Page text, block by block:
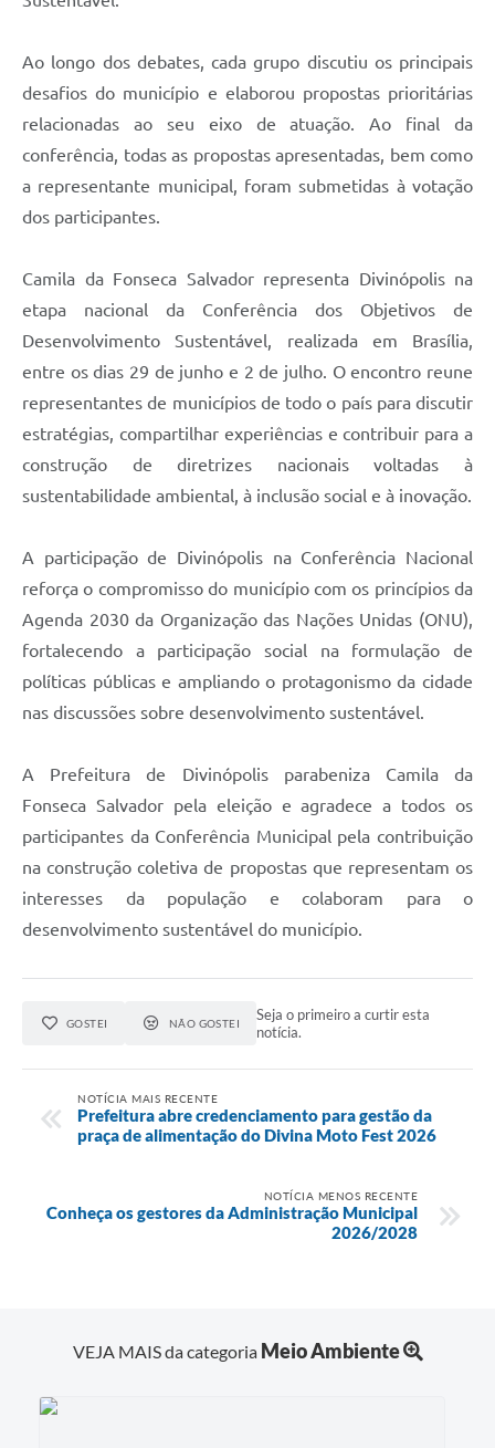
Ao longo dos debates, cada grupo discutiu os principais
desafios do município e elaborou propostas prioritárias
relacionadas ao seu eixo de atuação. Ao final da
conferência, todas as propostas apresentadas, bem como
a representante municipal, foram submetidas à votação
dos participantes.
Camila da Fonseca Salvador representa Divinópolis na
etapa nacional da Conferência dos Objetivos de
Desenvolvimento Sustentável, realizada em Brasília,
entre os dias 29 de junho e 2 de julho. O encontro reune
representantes de municípios de todo o país para discutir
estratégias, compartilhar experiências e contribuir para a
construção de diretrizes nacionais voltadas à
sustentabilidade ambiental, à inclusão social e à inovação.
A participação de Divinópolis na Conferência Nacional
reforça o compromisso do município com os princípios da
Agenda 2030 da Organização das Nações Unidas (ONU),
fortalecendo a participação social na formulação de
políticas públicas e ampliando o protagonismo da cidade
nas discussões sobre desenvolvimento sustentável.
A Prefeitura de Divinópolis parabeniza Camila da
Fonseca Salvador pela eleição e agradece a todos os
participantes da Conferência Municipal pela contribuição
na construção coletiva de propostas que representam os
interesses da população e colaboram para o
desenvolvimento sustentável do município.
GOSTEI NÃO GOSTEI
Seja o primeiro a curtir esta
notícia.
NOTÍCIA MAIS RECENTE
Prefeitura abre credenciamento para gestão da
praça de alimentação do Divina Moto Fest 2026
NOTÍCIA MENOS RECENTE
Conheça os gestores da Administração Municipal
2026/2028
VEJA MAIS da categoria Meio Ambiente